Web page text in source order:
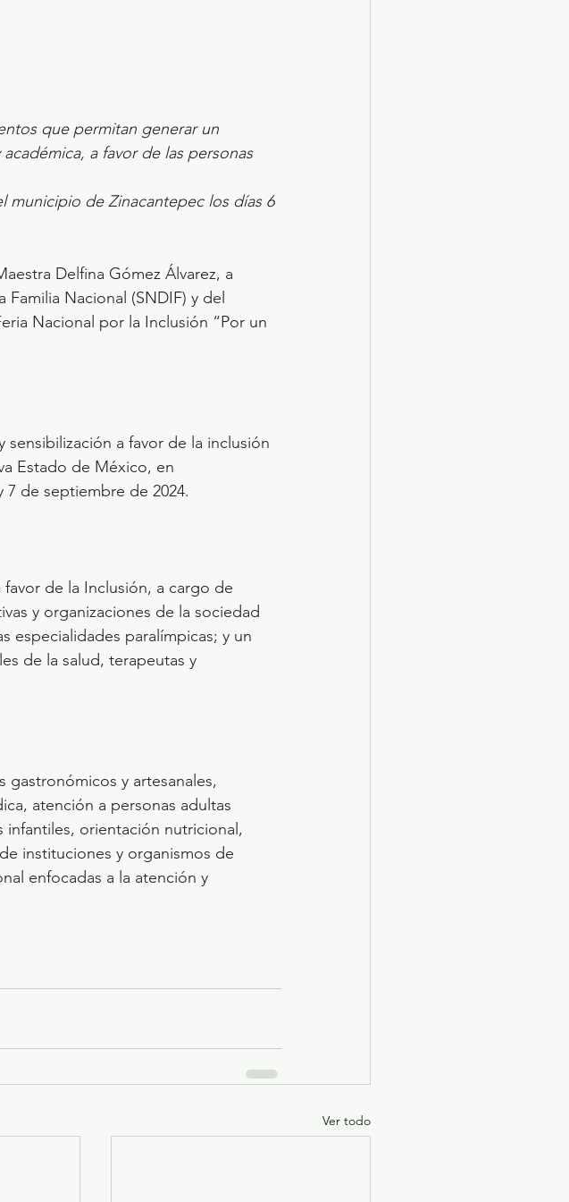
que permitan generar un
a favor de las personas
municipio de Zinacantepec los días 6
Delfina Gómez Álvarez, a
Nacional (SNDIF) y del
Nacional por la Inclusión “Por un
a favor de la inclusión
Estado de México, en
7 de septiembre de 2024.
de la Inclusión, a cargo de
y organizaciones de la sociedad
especialidades paralímpicas; y un
de la salud, terapeutas y
gastronómicos y artesanales,
atención a personas adultas
orientación nutricional,
instituciones y organismos de
enfocadas a la atención y
Ver todo